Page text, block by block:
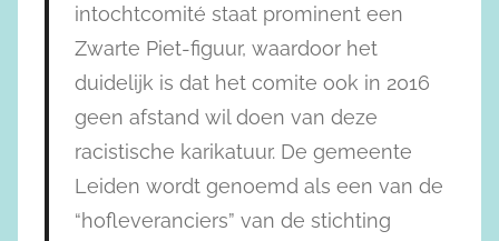
intochtcomité staat prominent een
Zwarte Piet-figuur, waardoor het
duidelijk is dat het comite ook in 2016
geen afstand wil doen van deze
racistische karikatuur. De gemeente
Leiden wordt genoemd als een van de
“hofleveranciers” van de stichting